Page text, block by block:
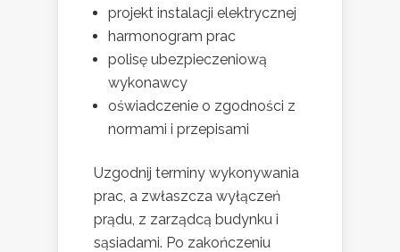
projekt instalacji elektrycznej
harmonogram prac
polisę ubezpieczeniową
wykonawcy
oświadczenie o zgodności z
normami i przepisami
Uzgodnij terminy wykonywania
prac, a zwłaszcza wyłączeń
prądu, z zarządcą budynku i
sąsiadami. Po zakończeniu